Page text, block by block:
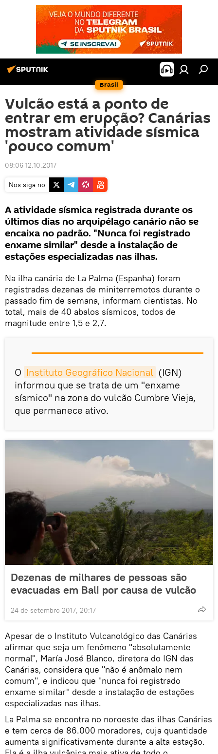
Brasil
Vulcão está a ponto de
entrar em erupção? Canárias
mostram atividade sísmica
'pouco comum'
08:06 12.10.2017
Nos siga no
A atividade sísmica registrada durante os
últimos dias no arquipélago canário não se
encaixa no padrão. "Nunca foi registrado
enxame similar" desde a instalação de
estações especializadas nas ilhas.
Na ilha canária de La Palma (Espanha) foram
registradas dezenas de miniterremotos durante o
passado fim de semana, informam cientistas. No
total, mais de 40 abalos sísmicos, todos de
magnitude entre 1,5 e 2,7.
O Instituto Geográfico Nacional (IGN)
informou que se trata de um "enxame
sísmico" na zona do vulcão Cumbre Vieja,
que permanece ativo.
Dezenas de milhares de pessoas são
evacuadas em Bali por causa de vulcão
24 de setembro 2017, 20:17
Apesar de o Instituto Vulcanológico das Canárias
afirmar que seja um fenômeno "absolutamente
normal", María José Blanco, diretora do IGN das
Canárias, considera que "não é anômalo nem
comum", e indicou que "nunca foi registrado
enxame similar" desde a instalação de estações
especializadas nas ilhas.
La Palma se encontra no noroeste das ilhas Canárias
e tem cerca de 86.000 moradores, cuja quantidade
aumenta significativamente durante a alta estação.